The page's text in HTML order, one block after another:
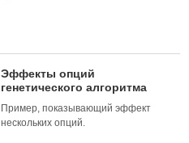
Эффекты опций
генетического алгоритма
Пример, показывающий эффект
нескольких опций.